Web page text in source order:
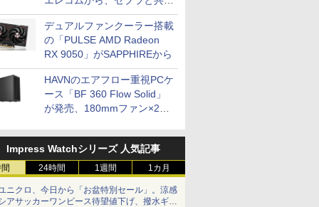
開発
デュアルファンクーラー搭載
の「PULSE AMD Radeon
RX 9050」がSAPPHIREから
HAVNのエアフロー重視PCケ
ース「BF 360 Flow Solid」
が発売、180mmファン×2搭
Impress Watchシリーズ 人気記事
24時間 1週間 1カ月
ニクロ、今日から「お盆特別セール」。涼感
アサッカーワンピース待望値下げ、撥水ギア